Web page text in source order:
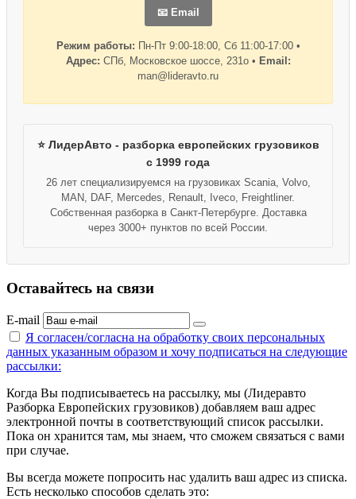
📧 Email
Режим работы: Пн-Пт 9:00-18:00, Сб 11:00-17:00 •
Адрес: СПб, Московское шоссе, 231о • Email:
man@lideravto.ru
⭐ ЛидерАвто - разборка европейских грузовиков
с 1999 года
26 лет специализируемся на грузовиках Scania, Volvo,
MAN, DAF, Mercedes, Renault, Iveco, Freightliner.
Собственная разборка в Санкт-Петербурге. Доставка
через 3000+ пунктов по всей России.
Оставайтесь на связи
E-mail
Я согласен/согласна на обработку своих персональных
данных указанным образом и хочу подписаться на следующие
рассылки:
Когда Вы подписываетесь на рассылку, мы (Лидеравто
Разборка Европейских грузовиков) добавляем ваш адрес
электронной почты в соответствующий список рассылки.
Пока он хранится там, мы знаем, что сможем связаться с вами
при случае.
Вы всегда можете попросить нас удалить ваш адрес из списка.
Есть несколько способов сделать это: